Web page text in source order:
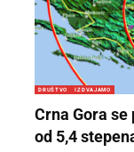
DRUŠTVO IZDVAJAMO
Crna Gora
od 5,4